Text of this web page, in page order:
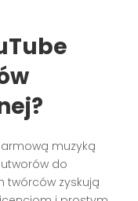
muzyką
do
twórców zyskują